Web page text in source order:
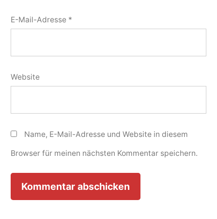
E-Mail-Adresse *
Website
Name, E-Mail-Adresse und Website in diesem
Browser für meinen nächsten Kommentar speichern.